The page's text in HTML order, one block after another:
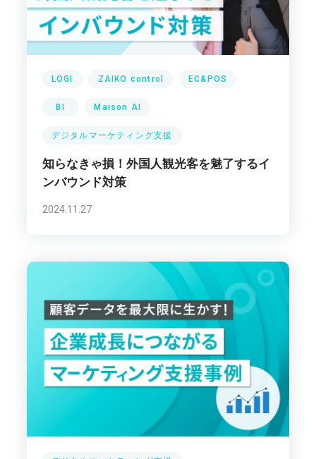
LOGI ZAIKO control EC&POS
BI Maison AI
デジタルマーケティング支援
知らなきゃ損！外国人観光客を魅了するイ
ンバウンド対策
2024.11.27